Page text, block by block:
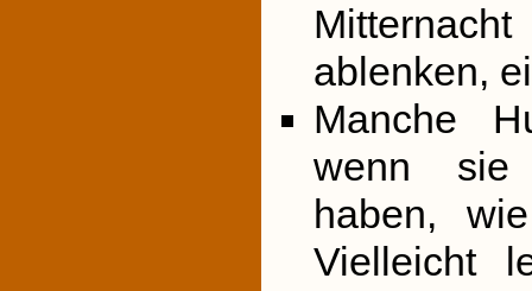
ablenken,
Manche
wenn sie
haben,
Vielleicht